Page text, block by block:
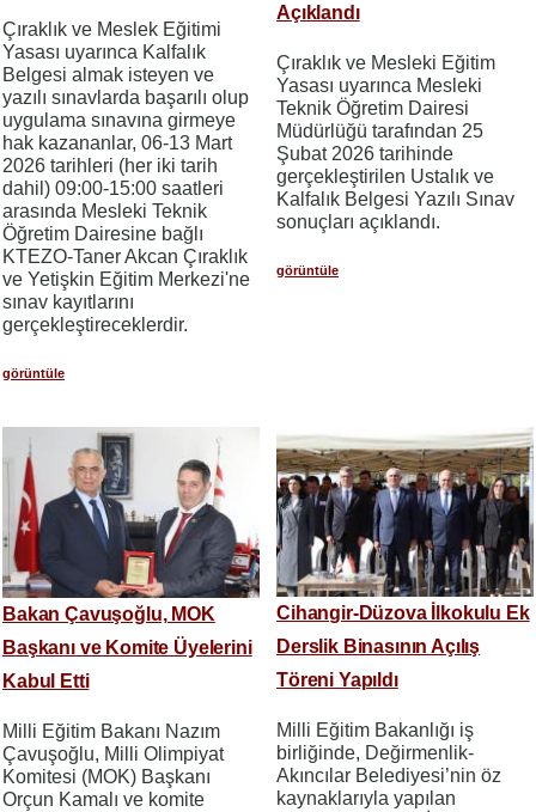
Çıraklık ve Meslek Eğitimi
Yasası uyarınca Kalfalık
Belgesi almak isteyen ve
yazılı sınavlarda başarılı olup
uygulama sınavına girmeye
hak kazananlar, 06-13 Mart
2026 tarihleri (her iki tarih
dahil) 09:00-15:00 saatleri
arasında Mesleki Teknik
Öğretim Dairesine bağlı
KTEZO-Taner Akcan Çıraklık
ve Yetişkin Eğitim Merkezi'ne
sınav kayıtlarını
gerçekleştireceklerdir.
görüntüle
Açıklandı
Çıraklık ve Mesleki Eğitim
Yasası uyarınca Mesleki
Teknik Öğretim Dairesi
Müdürlüğü tarafından 25
Şubat 2026 tarihinde
gerçekleştirilen Ustalık ve
Kalfalık Belgesi Yazılı Sınav
sonuçları açıklandı.
görüntüle
Bakan Çavuşoğlu, MOK
Başkanı ve Komite Üyelerini
Kabul Etti
Milli Eğitim Bakanı Nazım
Çavuşoğlu, Milli Olimpiyat
Komitesi (MOK) Başkanı
Orçun Kamalı ve komite
Cihangir-Düzova İlkokulu Ek
Derslik Binasının Açılış
Töreni Yapıldı
Milli Eğitim Bakanlığı iş
birliğinde, Değirmenlik-
Akıncılar Belediyesi’nin öz
kaynaklarıyla yapılan